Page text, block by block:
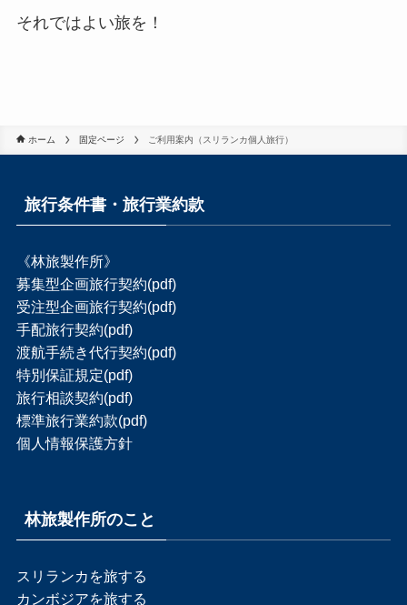
それではよい旅を！
ホーム 固定ページ ご利用案内（スリランカ個人旅行）
旅行条件書・旅行業約款
《林旅製作所》
募集型企画旅行契約(pdf)
受注型企画旅行契約(pdf)
手配旅行契約(pdf)
渡航手続き代行契約(pdf)
特別保証規定(pdf)
旅行相談契約(pdf)
標準旅行業約款(pdf)
個人情報保護方針
林旅製作所のこと
スリランカを旅する
カンボジアを旅する